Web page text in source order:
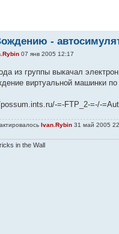
-
07 янв 2005 12:17
из группы выкачал
виртуальной машинки
=-FTP_2-=-/-
Ivan.Rybin31 май 2005
in the Wall